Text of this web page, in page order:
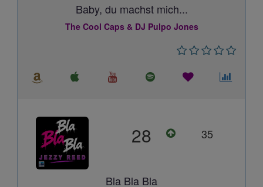
Baby, du machst mich...
The Cool Caps & DJ Pulpo Jones
28 35
Bla Bla Bla